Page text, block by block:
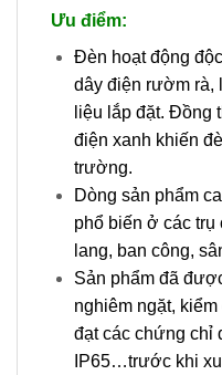
Ưu điểm:
Đèn hoạt động
dây điện rườm rà,
liệu lắp đặt. Đồng
điện xanh khiến
trường.
Dòng sản phẩm
phổ biến ở các trụ
lang, ban công,
Sản phẩm đã
nghiêm ngặt,
đạt các chứng chỉ
IP65…trước khi